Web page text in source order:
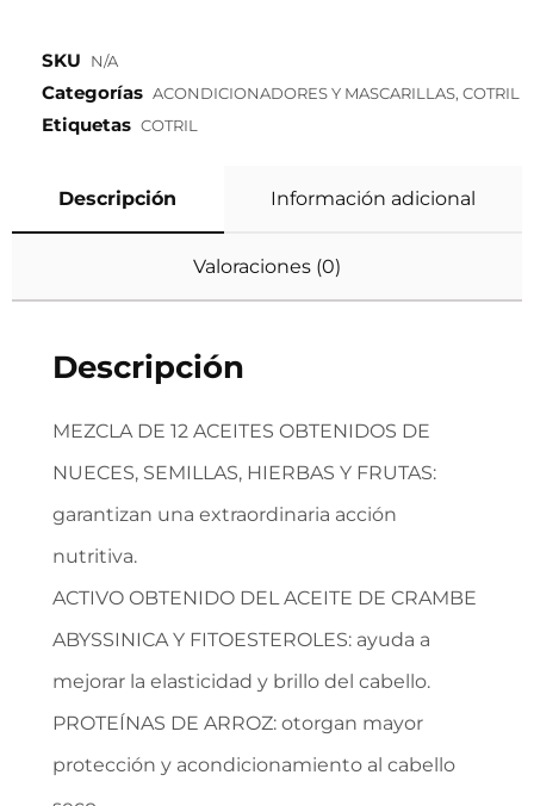
SKU N/A
Categorías ACONDICIONADORES Y MASCARILLAS, COTRIL
Etiquetas COTRIL
Descripción Información adicional
Valoraciones (0)
Descripción
MEZCLA DE 12 ACEITES OBTENIDOS DE
NUECES, SEMILLAS, HIERBAS Y FRUTAS:
garantizan una extraordinaria acción
nutritiva.
ACTIVO OBTENIDO DEL ACEITE DE CRAMBE
ABYSSINICA Y FITOESTEROLES: ayuda a
mejorar la elasticidad y brillo del cabello.
PROTEÍNAS DE ARROZ: otorgan mayor
protección y acondicionamiento al cabello